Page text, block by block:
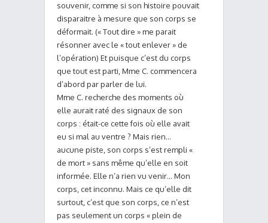
souvenir, comme si son histoire pouvait
disparaitre à mesure que son corps se
déformait. (« Tout dire » me parait
résonner avec le « tout enlever » de
l’opération) Et puisque c’est du corps
que tout est parti, Mme C. commencera
d’abord par parler de lui.
Mme C. recherche des moments où
elle aurait raté des signaux de son
corps : était-ce cette fois où elle avait
eu si mal au ventre ? Mais rien…
aucune piste, son corps s’est rempli «
de mort » sans même qu’elle en soit
informée. Elle n’a rien vu venir… Mon
corps, cet inconnu. Mais ce qu’elle dit
surtout, c’est que son corps, ce n’est
pas seulement un corps « plein de